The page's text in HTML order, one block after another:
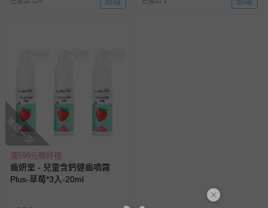
搶購一空
滿599元贈好禮
齒妍堂 - 兒童含鈣健齒噴霧
Plus-草莓*3入-20ml